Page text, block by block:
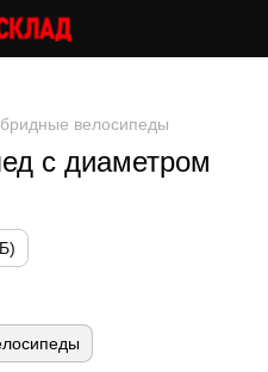
велосипеды
с диаметром